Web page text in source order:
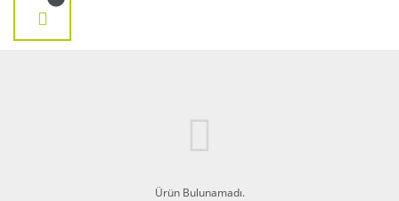
Ürün Bulunamadı.